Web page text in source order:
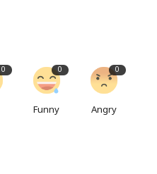
0 0
Funny
0
Angry